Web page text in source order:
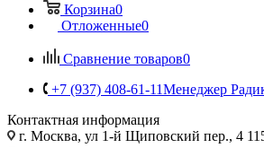
Корзина0
Отложенные0
Сравнение товаров0
+7 (937) 408-61-11Менеджер
Контактная информация
г. Москва, ул 1-й Щиповский пер., 4